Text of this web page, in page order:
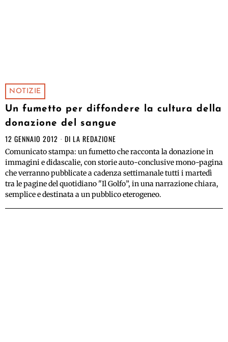
NOTIZIE
Un fumetto per diffondere la cultura della
donazione del sangue
12 GENNAIO 2012 DI LA REDAZIONE
Comunicato stampa: un fumetto che racconta la donazione in
immagini e didascalie, con storie auto-conclusive mono-pagina
che verranno pubblicate a cadenza settimanale tutti i martedì
tra le pagine del quotidiano "Il Golfo”, in una narrazione chiara,
semplice e destinata a un pubblico eterogeneo.